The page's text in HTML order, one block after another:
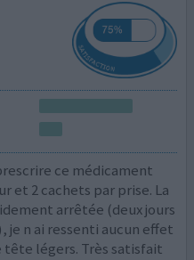
ce médicament
et 2 cachets par prise. La
arrêtée (deux jours
n ai ressenti aucun effet
tête légers. Très satisfait